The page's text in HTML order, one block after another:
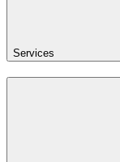
Services